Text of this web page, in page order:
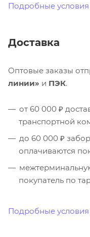
Подробные
Доставка
Оптовые заказы
линии» и ПЭК.
от 60 000 ₽
транспортной
до 60 000 ₽
оплачиваются
покупатель по
Подробные условия